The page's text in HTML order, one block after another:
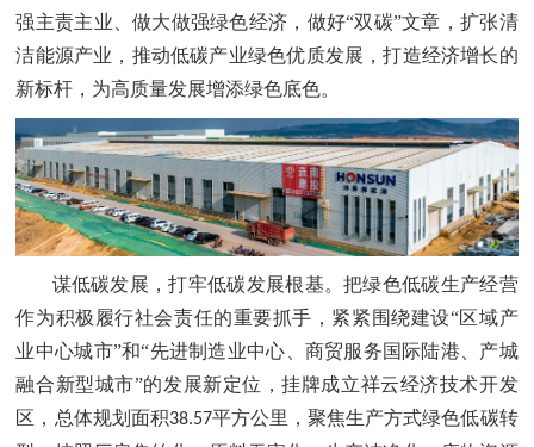
强主责主业、做大做强绿色经济，做好“双碳”文章，扩张清
洁能源产业，推动低碳产业绿色优质发展，打造经济增长的
新标杆，为高质量发展增添绿色底色。
谋低碳发展，打牢低碳发展根基。把绿色低碳生产经营
作为积极履行社会责任的重要抓手，紧紧围绕建设“区域产
业中心城市”和“先进制造业中心、商贸服务国际陆港、产城
融合新型城市”的发展新定位，挂牌成立祥云经济技术开发
区，总体规划面积38.57平方公里，聚焦生产方式绿色低碳转